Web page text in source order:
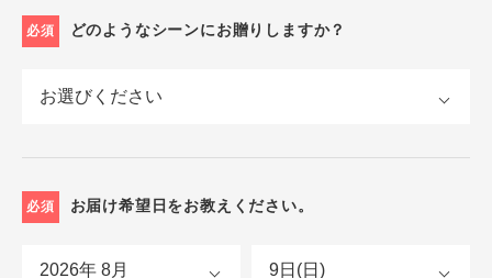
必須 どのようなシーンにお贈りしますか？
必須 お届け希望日をお教えください。